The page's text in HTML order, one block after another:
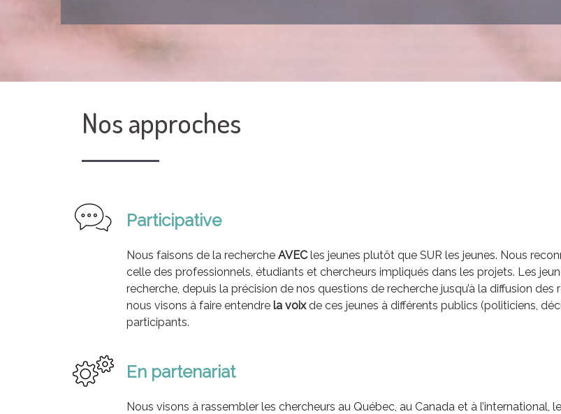
Nos approches
Participative
Nous faisons de la recherche AVECles jeunes plutôt que SUR les jeunes. Nous
celle des professionnels, étudiants et chercheurs impliqués dans les projets. Les
recherche, depuis la précision de nos questions de recherche jusqu’à la diffusion
nous visons à faire entendre la voixde ces jeunes à différents publics (politiciens,
participants.
En partenariat
Nous visons à rassembler les chercheurs au Québec, au Canada et à